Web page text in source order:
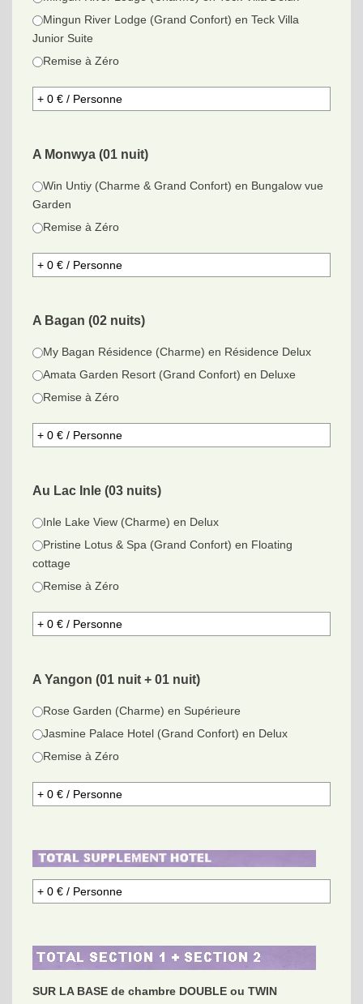
Mingun River Lodge (Grand Confort) en Teck Villa
Junior Suite
Remise à Zéro
A Monwya (01 nuit)
Win Untiy (Charme & Grand Confort) en Bungalow vue
Garden
Remise à Zéro
A Bagan (02 nuits)
My Bagan Résidence (Charme) en Résidence Delux
Amata Garden Resort (Grand Confort) en Deluxe
Remise à Zéro
Au Lac Inle (03 nuits)
Inle Lake View (Charme) en Delux
Pristine Lotus & Spa (Grand Confort) en Floating
cottage
Remise à Zéro
A Yangon (01 nuit + 01 nuit)
Rose Garden (Charme) en Supérieure
Jasmine Palace Hotel (Grand Confort) en Delux
Remise à Zéro
SUR LA BASE de chambre DOUBLE ou TWIN